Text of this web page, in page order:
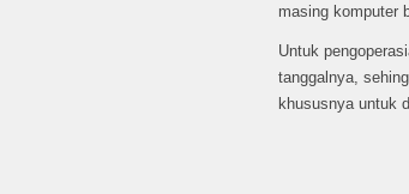
masing komputer
Untuk
tanggalnya,
khususnya untuk